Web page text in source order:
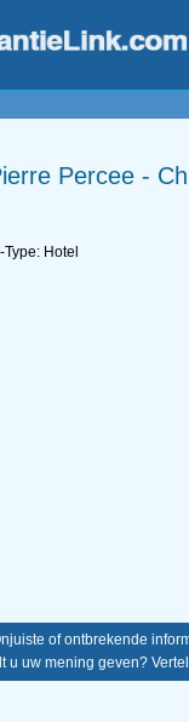
Percee -
Hotel
of ontbrekende
u uw mening geven?